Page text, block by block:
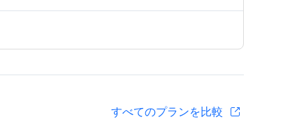
すべてのプランを比較